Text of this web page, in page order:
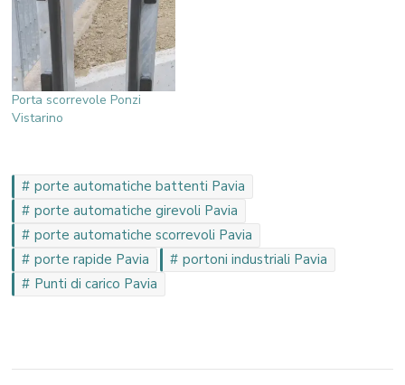
Porta scorrevole Ponzi
Vistarino
porte automatiche battenti Pavia
porte automatiche girevoli Pavia
porte automatiche scorrevoli Pavia
porte rapide Pavia
portoni industriali Pavia
Punti di carico Pavia